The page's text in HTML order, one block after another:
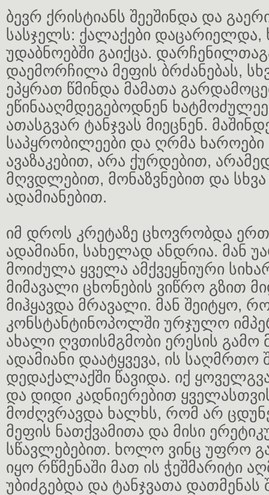
ბევრ ქრისტიანს შეეშინდა და
სასჯელს: ქალაქები დაცარიელდა,
უდაბნოებში გაიქცა.
დაემორჩილა მეფის ბრძანებას,
ეპყრათ წმინდა მამათა
ეწინააღმდეგებოდნენ
ათასგვარ ტანჯვას მიეცნენ.
საპყრობილეები და ღრმა ხაროები
ავაზაკებით, არა ქურდებით,
მღვდლებით, მონაზვნებით და
ადამიანებით.
იმ დროს კრეტაზე ცხოვრობდა
ადამიანი, სახელად ანდრია. მან
მოიძულა ყველა ამქვეყნიური
მიმავალი ცხონების ვიწრო გზით
მიჰყავდა მრავალი. მან შეიტყო,
კონსტანტინოპოლში ურჯულო
ახალი ღვთისმგმობი ერესის გამო
ადამიანი დაატყვევა, ის საღმრთო
დედაქალაქში წავიდა. იქ
და დიდი კადნიერებით
მოძღვრავდა ხალხს, რომ არ
მეფის ნათქვამითა და მისი
სწავლებებით. ხოლო ვინც უფრო
იყო რწმენაში მათ ის ჭეშმარიტი
უბიძგებდა და ტანჯვათა დათმენას